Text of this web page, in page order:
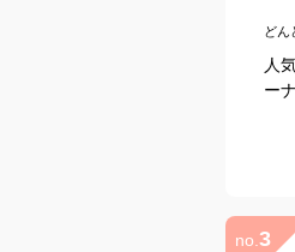
どん
人
ー
no. 3